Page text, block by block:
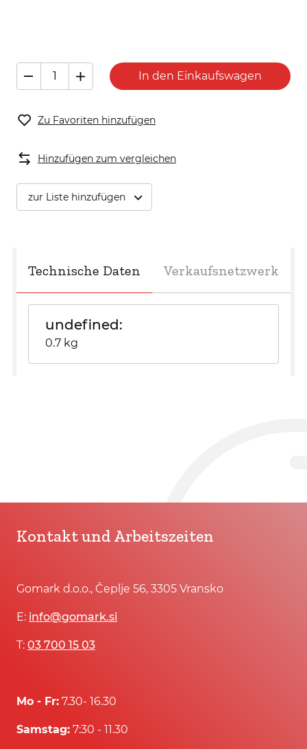
In den Einkaufswagen
Zu Favoriten hinzufügen
Hinzufügen zum vergleichen
zur Liste hinzufügen
Technische Daten Verkaufsnetzwerk
undefined
0.7 kg
Kontakt und Arbeitszeiten
Gomark d.o.o., Čeplje 56, 3305 Vransko
E: info@gomark.si
T: 03 700 15 03
Mo - Fr: 7.30- 16.30
Samstag: 7:30 - 11.30